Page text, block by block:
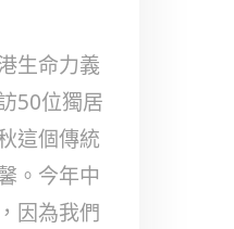
生命力義
50位獨居
這個傳統
。今年中
因為我們